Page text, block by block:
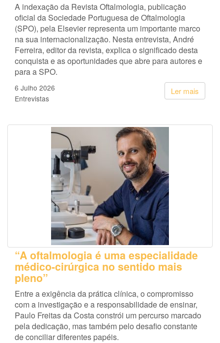
A indexação da Revista Oftalmologia, publicação
oficial da Sociedade Portuguesa de Oftalmologia
(SPO), pela Elsevier representa um importante marco
na sua internacionalização. Nesta entrevista, André
Ferreira, editor da revista, explica o significado desta
conquista e as oportunidades que abre para autores e
para a SPO.
Ler mais
6 Julho 2026
Entrevistas
“A oftalmologia é uma especialidade
médico-cirúrgica no sentido mais
pleno”
Entre a exigência da prática clínica, o compromisso
com a investigação e a responsabilidade de ensinar,
Paulo Freitas da Costa constrói um percurso marcado
pela dedicação, mas também pelo desafio constante
de conciliar diferentes papéis.